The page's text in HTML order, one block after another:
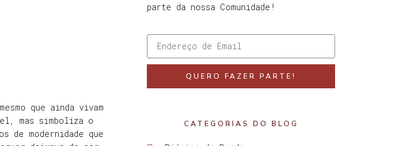
que ainda vivam
mas simboliza o
de modernidade que
parte da nossa Comunidade!
QUERO FAZER PARTE!
CATEGORIAS DO BLOG